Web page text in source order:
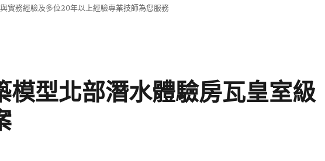
實務經驗及多位20年以上經驗專業技師為您服務
模型北部潛水體驗房瓦皇室級